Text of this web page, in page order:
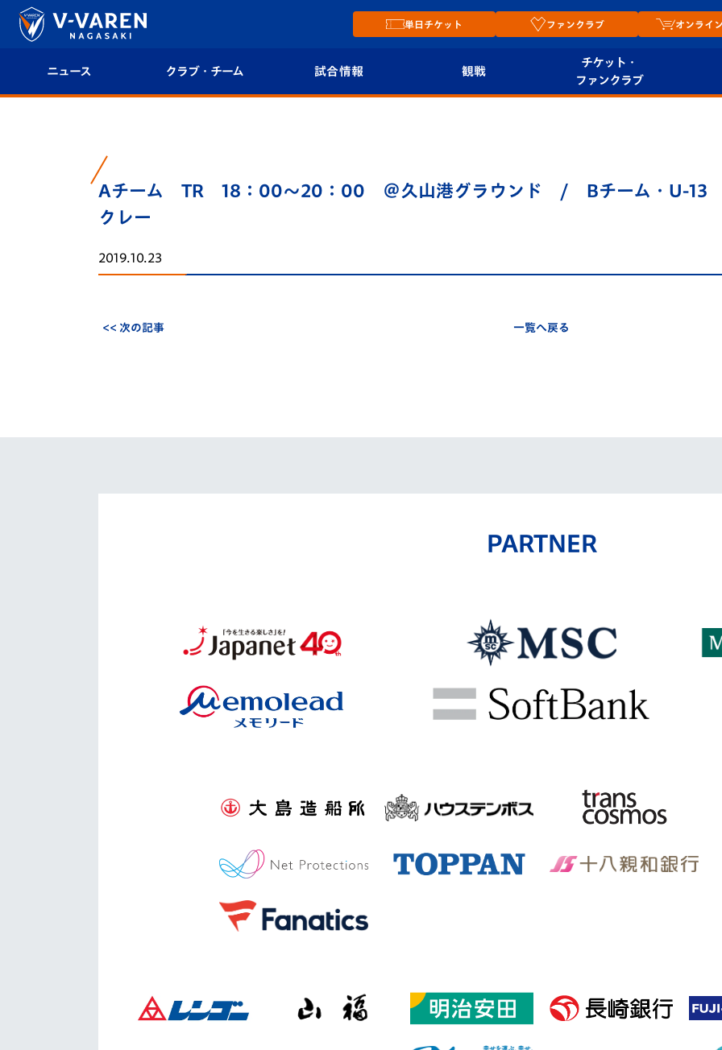
単日チケット ファンクラブ オンライン
ニュース クラブ・チーム
クラブ概要
選手プロフィール
スタッフプロフィール
試合情報
順位表
フォトギャラリー
観戦
セス
チケット・
ファンクラブ
プレイヤーズスイート
Aチーム TR 18：00～20：00 ＠久山港グラウンド / Bチーム・U-13
クレー
2019.10.23
<< 次の記事 一覧へ戻る
PARTNER